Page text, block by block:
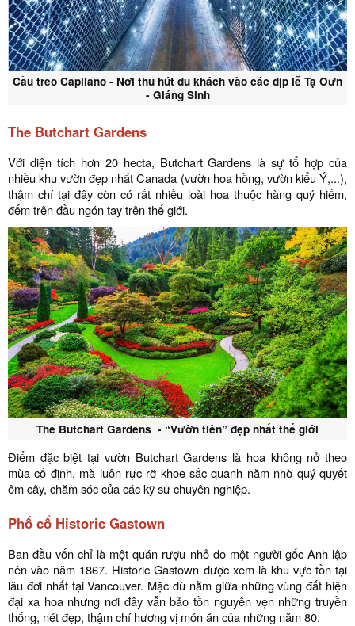
Cầu treo Capilano - Nơi thu hút du khách vào các dịp lễ Tạ Oưn
- Giáng Sinh
The Butchart Gardens
Với diện tích hơn 20 hecta, Butchart Gardens là sự tổ hợp của
nhiều khu vườn đẹp nhất Canada (vườn hoa hồng, vườn kiểu Ý,...),
thậm chí tại đây còn có rất nhiều loài hoa thuộc hàng quý hiếm,
đếm trên đầu ngón tay trên thế giới.
The Butchart Gardens - “Vườn tiên” đẹp nhất thế giới
Điểm đặc biệt tại vườn Butchart Gardens là hoa không nở theo
mùa cố định, mà luôn rực rỡ khoe sắc quanh năm nhờ quý quyết
ôm cây, chăm sóc của các kỹ sư chuyên nghiệp.
Phố cổ Historic Gastown
Ban đầu vốn chỉ là một quán rượu nhỏ do một người gốc Anh lập
nên vào năm 1867. Historic Gastown được xem là khu vực tồn tại
lâu đời nhất tại Vancouver. Mặc dù nằm giữa những vùng đất hiện
đại xa hoa nhưng nơi đây vẫn bảo tồn nguyên vẹn những truyền
thống, nét đẹp, thậm chí hương vị món ăn của những năm 80.